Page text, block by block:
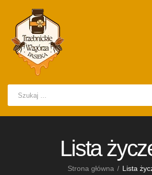
Lista
Strona główna Lista